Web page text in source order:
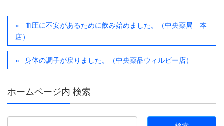
血圧に不安があるために飲み始めました。（中央薬局 本
店）
身体の調子が戻りました。（中央薬品ウィルビー店）
ホームページ内 検索